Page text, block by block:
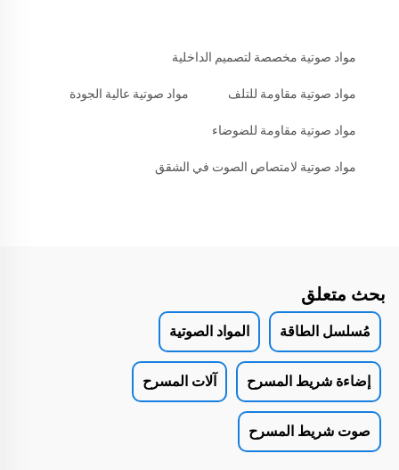
مواد صوتية مخصصة لتصميم الداخلية
مواد صوتية مقاومة للتلف مواد صوتية عالية الجودة
مواد صوتية مقاومة للضوضاء
مواد صوتية لامتصاص الصوت في الشقق
بحث متعلق
مُسلسل الطاقة المواد الصوتية
إضاءة شريط المسرح آلات المسرح
صوت شريط المسرح